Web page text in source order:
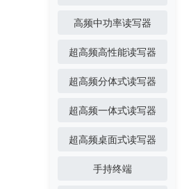
高频中功率读写器
超高频高性能读写器
超高频分体式读写器
超高频一体式读写器
超高频桌面式读写器
手持终端